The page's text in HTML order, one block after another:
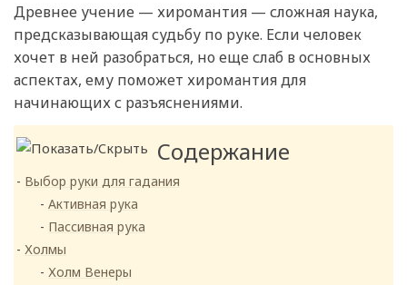
Древнее учение — хиромантия — сложная наука,
предсказывающая судьбу по руке. Если человек
хочет в ней разобраться, но еще слаб в основных
аспектах, ему поможет хиромантия для
начинающих с разъяснениями.
Содержание
Выбор руки для гадания
Активная рука
Пассивная рука
Холмы
Холм Венеры